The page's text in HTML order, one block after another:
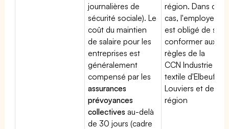
journalières de
sécurité sociale). Le
coût du maintien
de salaire pour les
entreprises est
généralement
compensé par les
assurances
prévoyances
collectives au-delà
de 30 jours (cadre
région. Dans ce
cas, l'employeur
est obligé de se
conformer aux
règles de la
CCN Industrie
textile d'Elbeuf,
Louviers et de la
région